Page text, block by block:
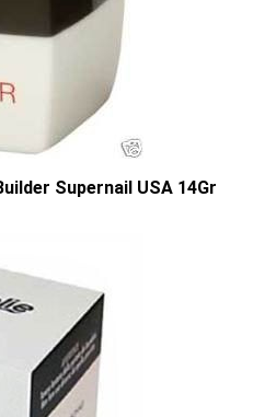
Supernail USA 14Gr